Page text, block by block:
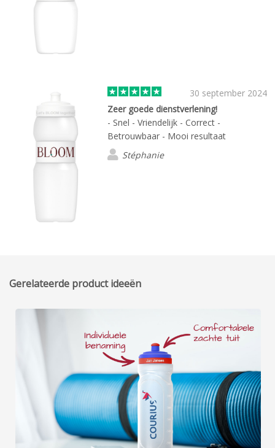
30 september 2024
Zeer goede dienstverlening!
- Snel - Vriendelijk - Correct -
Betrouwbaar - Mooi resultaat
Stéphanie
Gerelateerde product ideeën